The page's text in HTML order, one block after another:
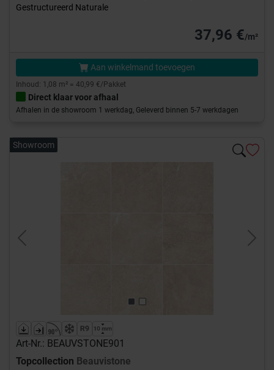
Gestructureerd Naturale
37,96 €/m²
Aan winkelmand toevoegen
Inhoud: 1,08 m² = 40,99 €/Pakket
Direct klaar voor afhaal
Afhalen in de showroom 1 werkdag, Geleverd binnen 5-7 werkdagen
Showroom
Previous Next
Art-Nr.: BEAUVSTONE901
Topcollection Beauvistone